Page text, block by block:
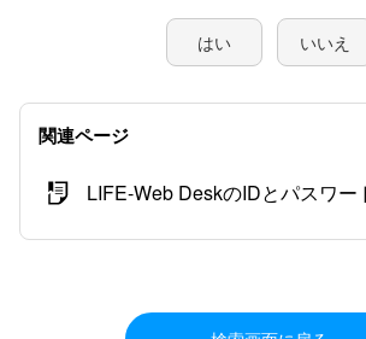
はい いいえ
関連ページ
LIFE-Web DeskのIDとパスワー